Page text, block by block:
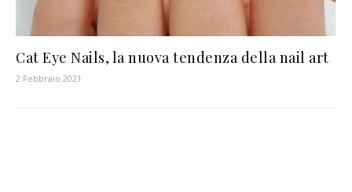
Cat Eye Nails, la nuova tendenza della nail art
2 Febbraio 2021